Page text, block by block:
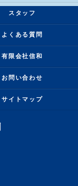
スタッフ
よくある質問
有限会社信和
お問い合わせ
サイトマップ